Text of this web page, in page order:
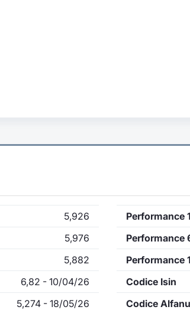
5,926
5,976
5,882
6,82 - 10/04/26
5,274 - 18/05/26
Performance
Performance
Performance
Codice Isin
Codice